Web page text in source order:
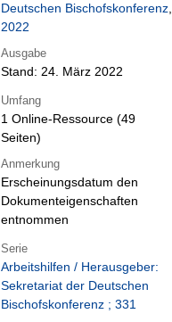
Deutschen Bischofskonferenz,
2022
Ausgabe
Stand: 24. März 2022
Umfang
1 Online-Ressource (49
Seiten)
Anmerkung
Erscheinungsdatum den
Dokumenteigenschaften
entnommen
Serie
Arbeitshilfen / Herausgeber:
Sekretariat der Deutschen
Bischofskonferenz ; 331